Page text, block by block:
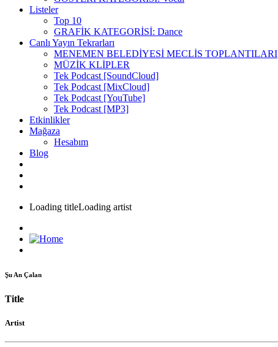
Listeler
Top 10
GRAFİK KATEGORİSİ: Dance
Canlı Yayın Tekrarları
MENEMEN BELEDİYESİ MECLİS TOPLANTILARI
MÜZİK KLİPLER
Tek Podcast [SoundCloud]
Tek Podcast [MixCloud]
Tek Podcast [YouTube]
Tek Podcast [MP3]
Etkinlikler
Mağaza
Hesabım
Blog
Loading titleLoading artist
Şu An Çalan
Title
Artist